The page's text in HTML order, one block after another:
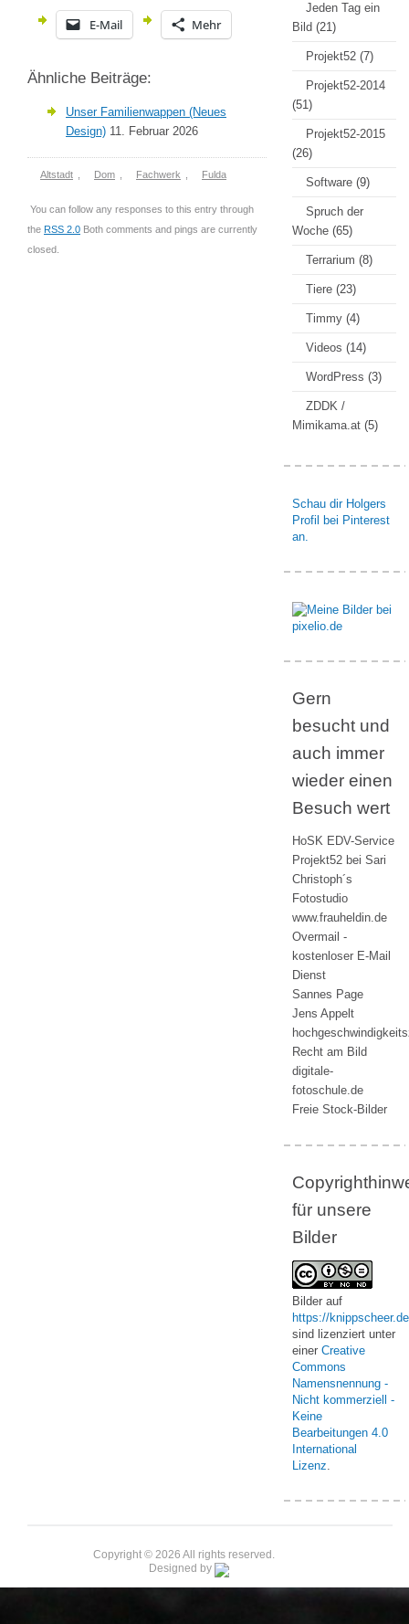
E-Mail Mehr
Ähnliche Beiträge:
Unser Familienwappen (Neues
Design) 11. Februar 2026
Altstadt Dom Fachwerk Fulda
You can follow any responses to this entry through
the RSS 2.0 Both comments and pings are currently
closed.
Jeden Tag ein
Bild (21)
Projekt52 (7)
Projekt52-2014
(51)
Projekt52-2015
(26)
Software (9)
Spruch der
Woche (65)
Terrarium (8)
Tiere (23)
Timmy (4)
Videos (14)
WordPress (3)
ZDDK /
Mimikama.at (5)
Schau dir Holgers
Profil bei Pinterest
an.
Gern
besucht und
auch immer
wieder einen
Besuch wert
HoSK EDV-Service
Projekt52 bei Sari
Christoph´s
Fotostudio
www.frauheldin.de
Overmail -
kostenloser E-Mail
Dienst
Sannes Page
Jens Appelt
Recht am Bild
digitale-
fotoschule.de
Freie Stock-Bilder
für unsere
Bilder
Bilder auf
https://knippscheer.de
sind lizenziert unter
einer Creative
Commons
Namensnennung -
Nicht kommerziell -
Keine
Bearbeitungen 4.0
International
Lizenz.
Copyright © 2026 All rights reserved.
Designed by